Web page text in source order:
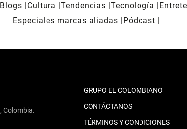
Blogs Cultura Tendencias Tecnología
Especiales marcas aliadas
Pódcast
Colombia.
GRUPO EL COLOMBIANO
CONTÁCTANOS
TÉRMINOS Y CONDICIONES